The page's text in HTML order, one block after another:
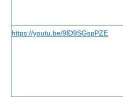
https://youtu.be/9lD9SGspPZE